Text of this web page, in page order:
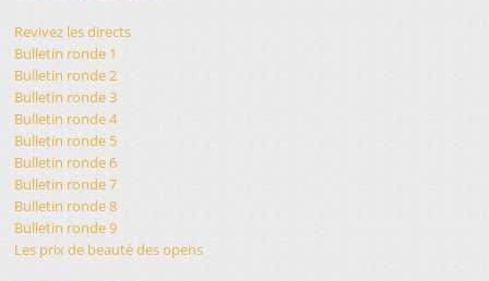
Revivez les directs
Bulletin ronde 1
Bulletin ronde 2
Bulletin ronde 3
Bulletin ronde 4
Bulletin ronde 5
Bulletin ronde 6
Bulletin ronde 7
Bulletin ronde 8
Bulletin ronde 9
Les prix de beauté des opens